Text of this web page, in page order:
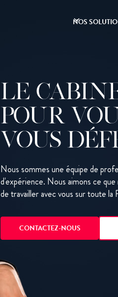
NOS
LE
POUR
VOUS
Nous sommes une équipe de
d'expérience. Nous aimons ce
de travailler avec vous sur toute la
CONTACTEZ-NOUS